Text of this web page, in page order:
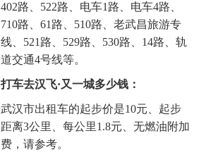
402路、522路、电车1路、电车4路、
710路、61路、510路、老武昌旅游专
线、521路、529路、530路、14路、轨
道交通4号线等。
打车去汉飞·又一城多少钱：
武汉市出租车的起步价是10元、起步
距离3公里、每公里1.8元、无燃油附加
费，请参考。